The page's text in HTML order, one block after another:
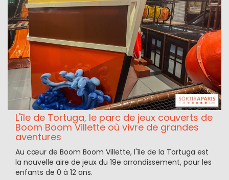
L'île de Tortuga, le parc de jeux couverts de
Boom Boom Villette où vivre de grandes
aventures
Au cœur de Boom Boom Villette, l'île de la Tortuga est
la nouvelle aire de jeux du 19e arrondissement, pour les
enfants de 0 à 12 ans.